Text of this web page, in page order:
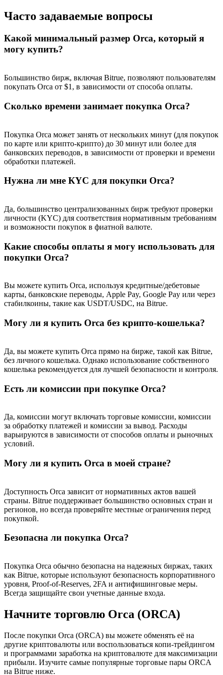
Часто задаваемые вопросы
Какой минимальный размер Orca, который я
могу купить?
Большинство бирж, включая Bitrue, позволяют пользователям
покупать Orca от $1, в зависимости от способа оплаты.
Сколько времени занимает покупка Orca?
Покупка Orca может занять от нескольких минут (для покупок
по карте или крипто-крипто) до 30 минут или более для
банковских переводов, в зависимости от проверки и времени
обработки платежей.
Нужна ли мне КYC для покупки Orca?
Да, большинство централизованных бирж требуют проверки
личности (KYC) для соответствия нормативным требованиям
и возможности покупок в фиатной валюте.
Какие способы оплаты я могу использовать для
покупки Orca?
Вы можете купить Orca, используя кредитные/дебетовые
карты, банковские переводы, Apple Pay, Google Pay или через
стабилкоины, такие как USDT/USDC, на Bitrue.
Могу ли я купить Orca без крипто-кошелька?
Да, вы можете купить Orca прямо на бирже, такой как Bitrue,
без личного кошелька. Однако использование собственного
кошелька рекомендуется для лучшей безопасности и контроля.
Есть ли комиссии при покупке Orca?
Да, комиссии могут включать торговые комиссии, комиссии
за обработку платежей и комиссии за вывод. Расходы
варьируются в зависимости от способов оплаты и рыночных
условий.
Могу ли я купить Orca в моей стране?
Доступность Orca зависит от нормативных актов вашей
страны. Bitrue поддерживает большинство основных стран и
регионов, но всегда проверяйте местные ограничения перед
покупкой.
Безопасна ли покупка Orca?
Покупка Orca обычно безопасна на надежных биржах, таких
как Bitrue, которые используют безопасность корпоративного
уровня, Proof-of-Reserves, 2FA и антифишинговые меры.
Всегда защищайте свои учетные данные входа.
Начните торговлю Orca (ORCA)
После покупки Orca (ORCA) вы можете обменять её на
другие криптовалюты или воспользоваться копи-трейдингом
и программами заработка на криптовалюте для максимизации
прибыли. Изучите самые популярные торговые пары ORCA
на Bitrue ниже.